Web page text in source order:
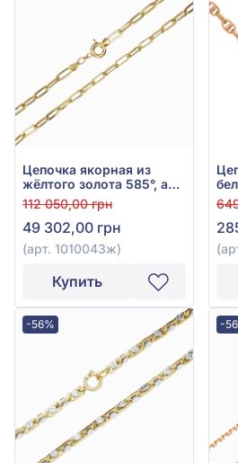
Цепочка якорная из
жёлтого золота 585°, арт.
1010043ж
112 050,00 грн
49 302,00 грн
(арт. 1010043ж)
Купить
-56% -